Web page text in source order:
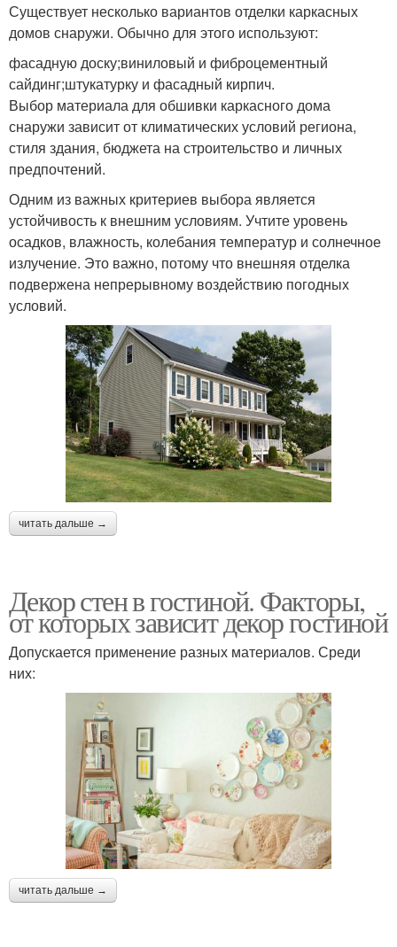
Существует несколько вариантов отделки каркасных
домов снаружи. Обычно для этого используют:
фасадную доску;виниловый и фиброцементный
сайдинг;штукатурку и фасадный кирпич.
Выбор материала для обшивки каркасного дома
снаружи зависит от климатических условий региона,
стиля здания, бюджета на строительство и личных
предпочтений.
Одним из важных критериев выбора является
устойчивость к внешним условиям. Учтите уровень
осадков, влажность, колебания температур и солнечное
излучение. Это важно, потому что внешняя отделка
подвержена непрерывному воздействию погодных
условий.
читать дальше →
Декор стен в гостиной. Факторы,
от которых зависит декор гостиной
Допускается применение разных материалов. Среди
них:
читать дальше →